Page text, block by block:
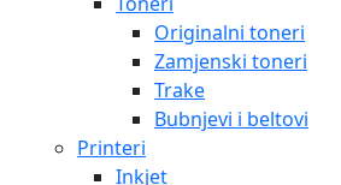
Originalni toneri
Zamjenski toneri
Trake
Bubnjevi i beltovi
Printeri
Inkjet